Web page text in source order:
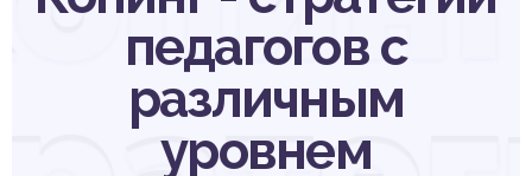
педагогов с
различным
уровнем